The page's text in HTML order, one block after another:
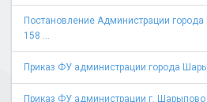
Постановление Администрации
158 ...
Приказ ФУ администрации города
Приказ ФУ администрации г.